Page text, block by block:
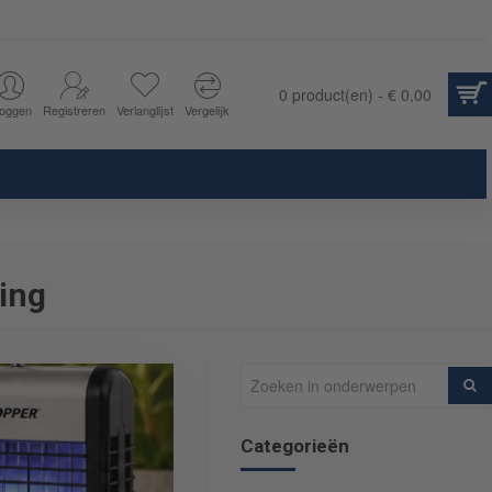
Registreren Verlanglijst Vergelijk
0 product(en) - € 0,00
Categorieën